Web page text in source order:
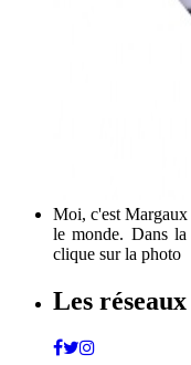
Moi, c'est Margaux
le monde. Dans
clique sur la photo
Les